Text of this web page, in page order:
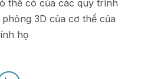
thể có của các quy trình
3D của cơ thể của
họ